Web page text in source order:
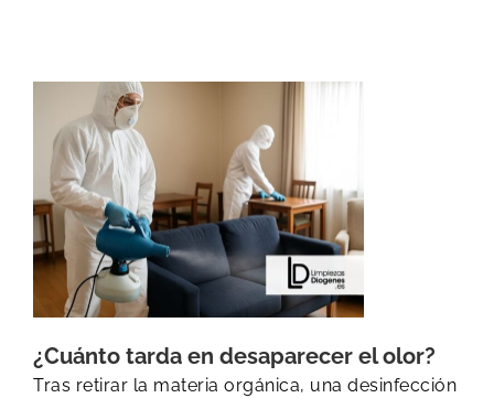
¿Cuánto tarda en desaparecer el olor?
Tras retirar la materia orgánica, una desinfección